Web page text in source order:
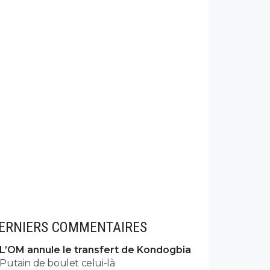
COMMENTAIRES
L’OM annule le transfert de Kondogbia
Putain de boulet celui-là